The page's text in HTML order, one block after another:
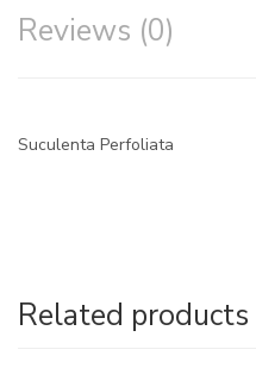
Reviews (0)
Suculenta Perfoliata
Related products